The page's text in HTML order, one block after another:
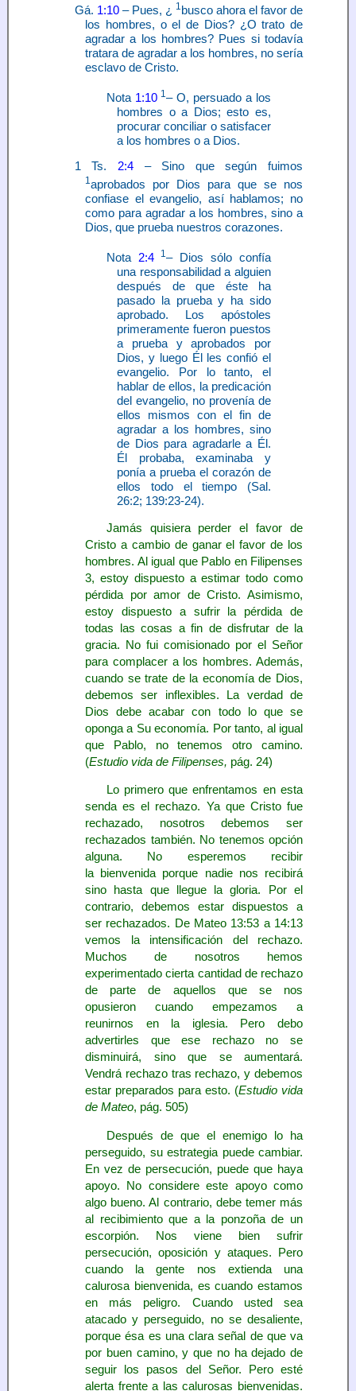
Gá. 1:10– Pues, ¿ 1 busco ahora el favor de
los hombres, o el de Dios? ¿O trato de
agradar a los hombres? Pues si todavía
tratara de agradar a los hombres, no sería
esclavo de Cristo.
Nota 1:10 1– O, persuado a los
hombres o a Dios; esto es,
procurar conciliar o satisfacer
a los hombres o a Dios.
1 Ts. 2:4– Sino que según fuimos
1aprobados por Dios para que se nos
confiase el evangelio, así hablamos; no
como para agradar a los hombres, sino a
Dios, que prueba nuestros corazones.
Nota 2:4 1– Dios sólo confía
una responsabilidad a alguien
después de que éste ha
pasado la prueba y ha sido
aprobado. Los apóstoles
primeramente fueron puestos
a prueba y aprobados por
Dios, y luego Él les confió el
evangelio. Por lo tanto, el
hablar de ellos, la predicación
del evangelio, no provenía de
ellos mismos con el fin de
agradar a los hombres, sino
de Dios para agradarle a Él.
Él probaba, examinaba y
ponía a prueba el corazón de
ellos todo el tiempo (Sal.
26:2; 139:23-24).
Jamás quisiera perder el favor de
Cristo a cambio de ganar el favor de los
hombres. Al igual que Pablo en Filipenses
3, estoy dispuesto a estimar todo como
pérdida por amor de Cristo. Asimismo,
estoy dispuesto a sufrir la pérdida de
todas las cosas a fin de disfrutar de la
gracia. No fui comisionado por el Señor
para complacer a los hombres. Además,
cuando se trate de la economía de Dios,
debemos ser inflexibles. La verdad de
Dios debe acabar con todo lo que se
oponga a Su economía. Por tanto, al igual
que Pablo, no tenemos otro camino.
(Estudio vida de Filipenses, pág. 24)
Lo primero que enfrentamos en esta
senda es el rechazo. Ya que Cristo fue
rechazado, nosotros debemos ser
rechazados también. No tenemos opción
alguna. No esperemos recibir
la bienvenida porque nadie nos recibirá
sino hasta que llegue la gloria. Por el
contrario, debemos estar dispuestos a
ser rechazados. De Mateo 13:53 a 14:13
vemos la intensificación del rechazo.
Muchos de nosotros hemos
experimentado cierta cantidad de rechazo
de parte de aquellos que se nos
opusieron cuando empezamos a
reunirnos en la iglesia. Pero debo
advertirles que ese rechazo no se
disminuirá, sino que se aumentará.
Vendrá rechazo tras rechazo, y debemos
estar preparados para esto. (Estudio vida
de Mateo, pág. 505)
Después de que el enemigo lo ha
perseguido, su estrategia puede cambiar.
En vez de persecución, puede que haya
apoyo. No considere este apoyo como
algo bueno. Al contrario, debe temer más
al recibimiento que a la ponzoña de un
escorpión. Nos viene bien sufrir
persecución, oposición y ataques. Pero
cuando la gente nos extienda una
calurosa bienvenida, es cuando estamos
en más peligro. Cuando usted sea
atacado y perseguido, no se desaliente,
porque ésa es una clara señal de que va
por buen camino, y que no ha dejado de
seguir los pasos del Señor. Pero esté
alerta frente a las calurosas bienvenidas.